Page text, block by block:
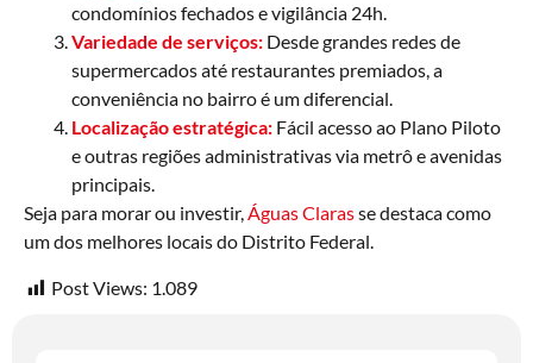
condomínios fechados e vigilância 24h.
Variedade de serviços: Desde grandes redes de
supermercados até restaurantes premiados, a
conveniência no bairro é um diferencial.
Localização estratégica: Fácil acesso ao Plano Piloto
e outras regiões administrativas via metrô e avenidas
principais.
Seja para morar ou investir,Águas Clarasse destaca como
um dos melhores locais do Distrito Federal.
Post Views: 1.089